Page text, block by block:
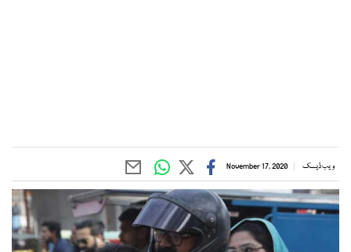
ویب ڈیسک November 17, 2020